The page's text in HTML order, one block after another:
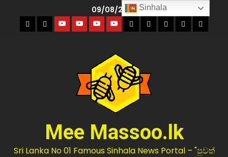
09/08/2026
Mee Massoo.lk
Sri Lanka No 01 Famous Sinhala News Portal – "පුවත්
Sinhala